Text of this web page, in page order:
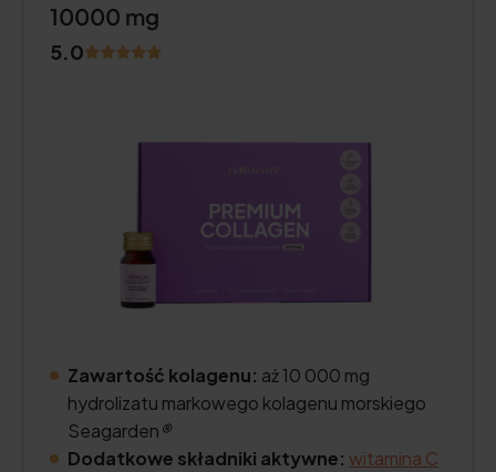
10000 mg
5.0
Zawartość kolagenu: aż 10 000 mg
hydrolizatu markowego kolagenu morskiego
Seagarden®
Dodatkowe składniki aktywne: witamina C